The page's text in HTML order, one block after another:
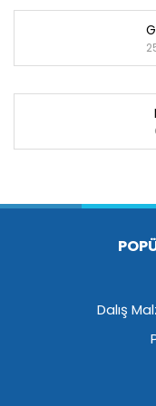
Dalış